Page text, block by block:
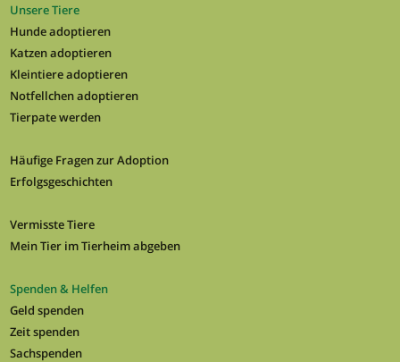
Unsere Tiere
Hunde adoptieren
Katzen adoptieren
Kleintiere adoptieren
Notfellchen adoptieren
Tierpate werden
Häufige Fragen zur Adoption
Erfolgsgeschichten
Vermisste Tiere
Mein Tier im Tierheim abgeben
Spenden & Helfen
Geld spenden
Zeit spenden
Sachspenden